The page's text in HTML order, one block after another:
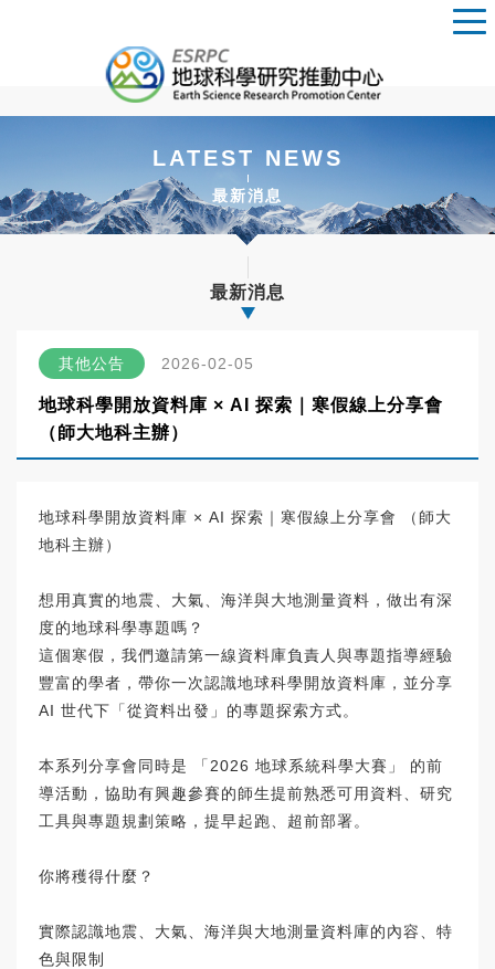
LATEST NEWS
最新消息
最新消息
其他公告 2026-02-05
地球科學開放資料庫 × AI 探索｜寒假線上分享會
（師大地科主辦）
地球科學開放資料庫 × AI 探索｜寒假線上分享會 （師大
地科主辦）
想用真實的地震、大氣、海洋與大地測量資料，做出有深
度的地球科學專題嗎？
這個寒假，我們邀請第一線資料庫負責人與專題指導經驗
豐富的學者，帶你一次認識地球科學開放資料庫，並分享
AI 世代下「從資料出發」的專題探索方式。
本系列分享會同時是 「2026 地球系統科學大賽」 的前
導活動，協助有興趣參賽的師生提前熟悉可用資料、研究
工具與專題規劃策略，提早起跑、超前部署。
你將穫得什麼？
實際認識地震、大氣、海洋與大地測量資料庫的內容、特
色與限制